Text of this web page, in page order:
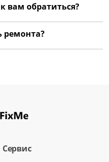
вам обратиться?
ремонта?
Сервис